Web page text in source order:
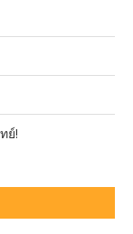
ย์!